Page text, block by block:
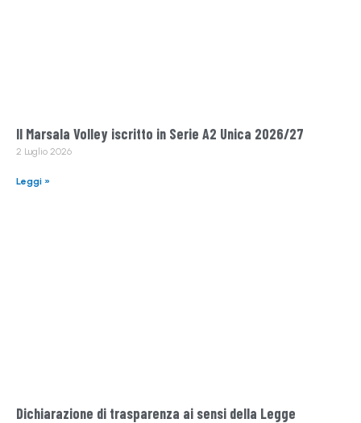
Il Marsala Volley iscritto in Serie A2 Unica 2026/27
2 Luglio 2026
Leggi »
Dichiarazione di trasparenza ai sensi della Legge